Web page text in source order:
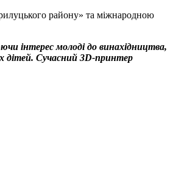
району» та міжнародною
інтерес молоді до винахідництва,
дітей. Сучасний 3D-принтер